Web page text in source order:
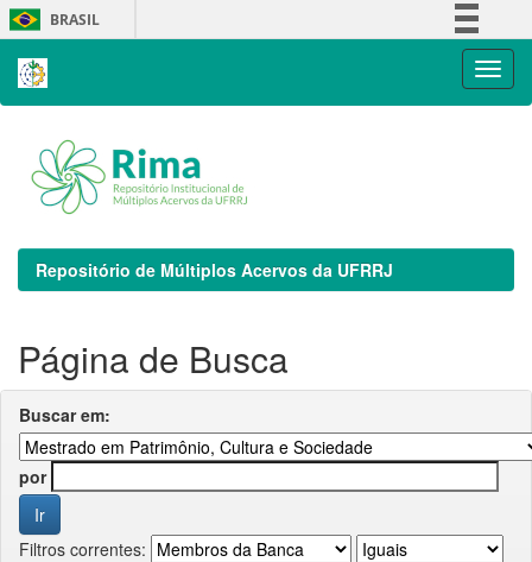
Skip
navigation
BRASIL
Repositório de Múltiplos Acervos da UFRRJ
Página de Busca
Buscar em:
por
Filtros correntes: